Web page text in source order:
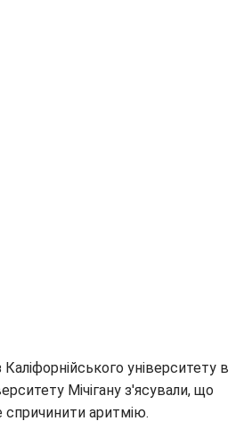
університету в
Мічігану з'ясували, що
аритмію.